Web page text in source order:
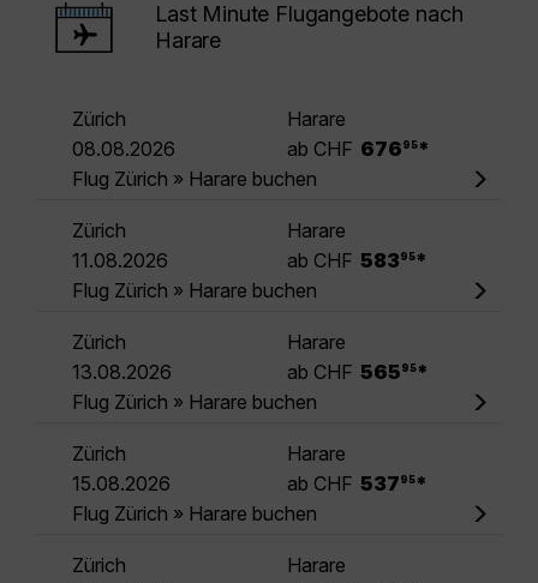
Last Minute Flugangebote nach
Harare
Zürich
Harare
08.08.2026
ab CHF 676 95 *
Flug Zürich » Harare buchen
Zürich
Harare
11.08.2026
ab CHF 583 95 *
Flug Zürich » Harare buchen
Zürich
Harare
13.08.2026
ab CHF 565 95 *
Flug Zürich » Harare buchen
Zürich
Harare
15.08.2026
ab CHF 537 95 *
Flug Zürich » Harare buchen
Zürich
Harare